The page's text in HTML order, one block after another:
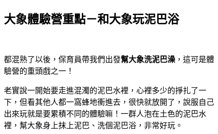
大象體驗營重點－和大象玩泥巴浴
都混熟了以後，保育員帶我們出發幫大象洗泥巴澡 ，這可是體
驗營的重頭戲之一！
老實說一開始要走進混濁的泥巴水裡，心裡多少的掙扎了一
下，但看其他人都一窩蜂地衝進去，很快就放開了，說服自己
出來玩就是要累積不同的體驗嘛！一群人泡在土色的泥巴水
裡，幫大象身上抹上泥巴、洗個泥巴浴，非常好玩。